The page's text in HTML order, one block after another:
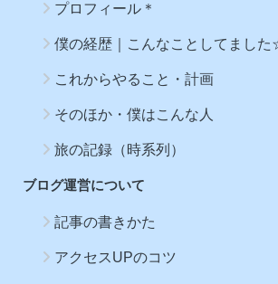
プロフィール＊
僕の経歴｜こんなことしてまし
これからやること・計画
そのほか・僕はこんな人
旅の記録（時系列）
ブログ運営について
記事の書きかた
アクセスUPのコツ